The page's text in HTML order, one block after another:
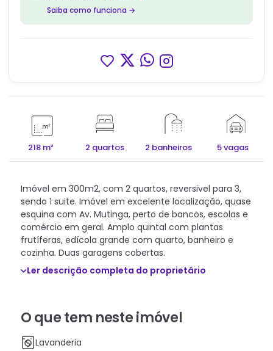
218 m² 2 quartos 2 banheiros 5 vagas
Imóvel em 300m2, com 2 quartos, reversivel para 3,
sendo 1 suite. Imóvel em excelente localização, quase
esquina com Av. Mutinga, perto de bancos, escolas e
comércio em geral. Amplo quintal com plantas
frutíferas, edícola grande com quarto, banheiro e
cozinha. Duas garagens cobertas.
Ler descrição completa do proprietário
O que tem neste imóvel
Lavanderia
Saiba como funciona →